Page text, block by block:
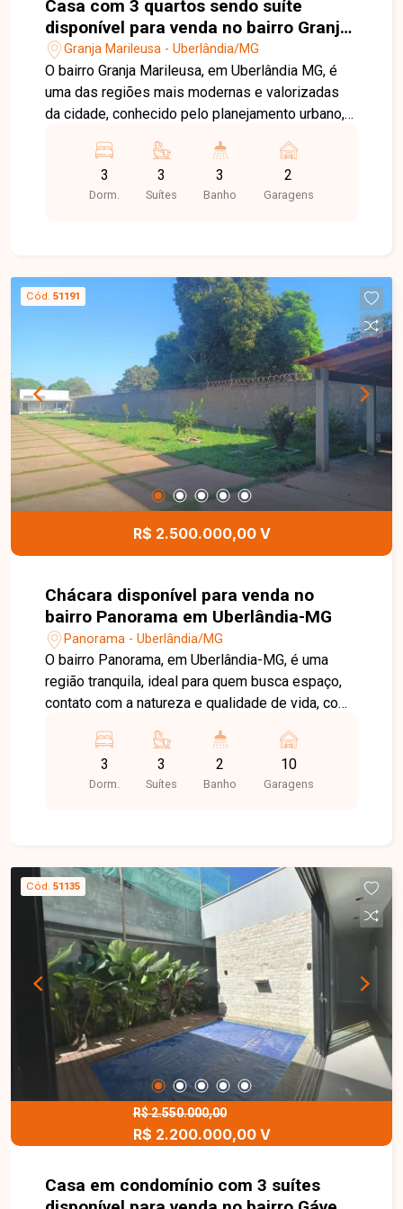
Casa com 3 quartos sendo suíte
disponível para venda no bairro Granja
Marileusa em Uberlândia-MG
Granja Marileusa - Uberlândia/MG
O bairro Granja Marileusa, em Uberlândia MG, é
uma das regiões mais modernas e valorizadas
da cidade, conhecido pelo planejamento urbano,
acesso a importantes pontos, oferecendo
qualidade de vida e praticidade. Casa de alto
padrão em condomínio fechado, com terreno de
serviço e ambientes bem distribuídos, todos
com armários planejados. Conta ainda com ar-
condicionado em quase todos os cômodos,
proporcionando conforto térmico. Entre os
diferenciais, destacam-se as 14 placas
fotovoltaicas, piscina com sistema de tratamento
por ozônio e cloro, trocador de calor e toldo
elétrico, além da segurança e tranquilidade do
condomínio fechado. Uma excelente
oportunidade para quem busca sofisticação,
tecnologia e conforto. Entre em contato para mais
informações e agende sua visita.
3
Dorm.
3
Suítes
3
Banho
2
Garagens
Cód. 51191
R$ 2.500.000,00 V
Chácara disponível para venda no
bairro Panorama em Uberlândia-MG
Panorama - Uberlândia/MG
O bairro Panorama, em Uberlândia-MG, é uma
região tranquila, ideal para quem busca espaço,
contato com a natureza e qualidade de vida, com
banheiros bem distribuídos sendo social, cozinha
com armários, área de serviço, garagem
conforme necessidade, além de
ampla com churrasqueira, despensa externa com
banheiro, janelas em blindex, imóvel todo murado,
poço artesiano, diversas plantações incluindo pé
de sucupira e ampla área de jardinagem. Entre em
contato com a Delta Imóveis para mais
informações e agende sua visita.
3
Dorm.
3
Suítes
2
Banho
10
Garagens
Cód. 51135
R$ 2.550.000,00
R$ 2.200.000,00 V
Casa em condomínio com 3 suítes